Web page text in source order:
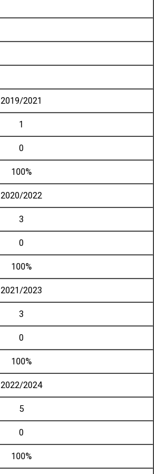
2019/2021
1
0
100%
2020/2022
3
0
100%
2021/2023
3
0
100%
2022/2024
5
0
100%